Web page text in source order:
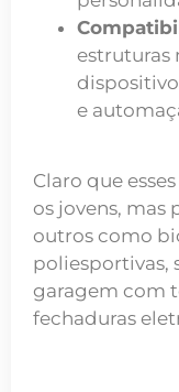
estruturas
e
Claro que
os jovens,
outros como
poliesportivas,
garagem com
fechaduras